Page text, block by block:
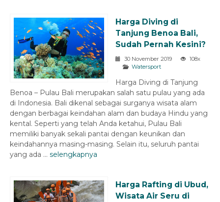
Harga Diving di
Tanjung Benoa Bali,
Sudah Pernah Kesini?
30 November 2019
108x
Watersport
Harga Diving di Tanjung
Benoa – Pulau Bali merupakan salah satu pulau yang ada
di Indonesia. Bali dikenal sebagai surganya wisata alam
dengan berbagai keindahan alam dan budaya Hindu yang
kental. Seperti yang telah Anda ketahui, Pulau Bali
memiliki banyak sekali pantai dengan keunikan dan
keindahannya masing-masing. Selain itu, seluruh pantai
yang ada ... selengkapnya
Harga Rafting di Ubud,
Wisata Air Seru di